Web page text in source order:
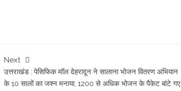
Next
उत्तराखंड : पेसिफिक मॉल देहरादून ने सालाना भोजन वितरण अभियान
के 10 सालों का जश्न मनाया, 1200 से अधिक भोजन के पैकेट बांटे गए